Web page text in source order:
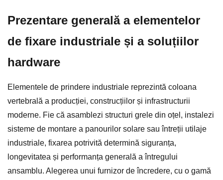
Prezentare generală a elementelor
de fixare industriale și a soluțiilor
hardware
Elementele de prindere industriale reprezintă coloana
vertebrală a producției, construcțiilor și infrastructurii
moderne. Fie că asamblezi structuri grele din oțel, instalezi
sisteme de montare a panourilor solare sau întreții utilaje
industriale, fixarea potrivită determină siguranța,
longevitatea și performanța generală a întregului
ansamblu. Alegerea unui furnizor de încredere, cu o gamă